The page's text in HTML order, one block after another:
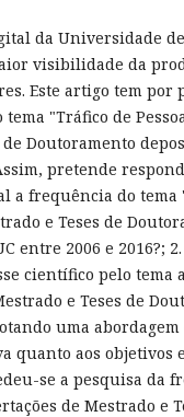
da Universidade
visibilidade da
Este artigo tem
"Tráfico de
Doutoramento
pretende
a frequência do tema
e Teses de
entre 2006 e 2016?;
científico pelo tema
e Teses de
uma
quanto aos objetivos
se a pesquisa da
de Mestrado e